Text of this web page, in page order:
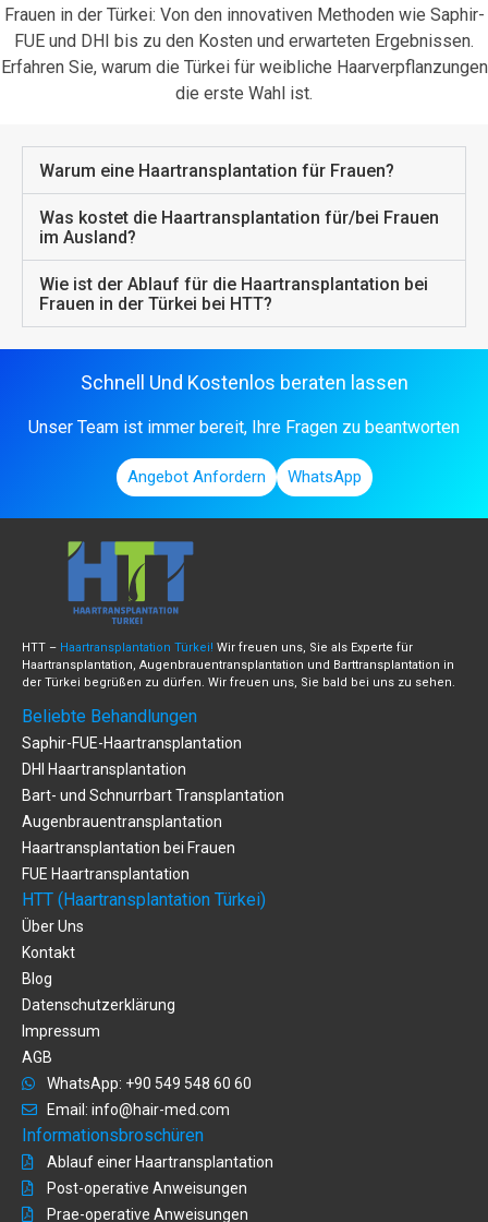
Frauen in der Türkei: Von den innovativen Methoden wie Saphir-
FUE und DHI bis zu den Kosten und erwarteten Ergebnissen.
Erfahren Sie, warum die Türkei für weibliche Haarverpflanzungen
die erste Wahl ist.
Warum eine Haartransplantation für Frauen?
Was kostet die Haartransplantation für/bei Frauen
im Ausland?
Wie ist der Ablauf für die Haartransplantation bei
Frauen in der Türkei bei HTT?
Schnell Und Kostenlos beraten lassen
Unser Team ist immer bereit, Ihre Fragen zu beantworten
Angebot Anfordern WhatsApp
HTT – Haartransplantation Türkei! Wir freuen uns, Sie als Experte für
Haartransplantation, Augenbrauentransplantation und Barttransplantation in
der Türkei begrüßen zu dürfen. Wir freuen uns, Sie bald bei uns zu sehen.
Beliebte Behandlungen
Saphir-FUE-Haartransplantation
DHI Haartransplantation
Bart- und Schnurrbart Transplantation
Augenbrauentransplantation
Haartransplantation bei Frauen
FUE Haartransplantation
HTT (Haartransplantation Türkei)
Über Uns
Kontakt
Blog
Datenschutzerklärung
Impressum
AGB
WhatsApp: +90 549 548 60 60
Email: info@hair-med.com
Informationsbroschüren
Ablauf einer Haartransplantation
Post-operative Anweisungen
Prae-operative Anweisungen